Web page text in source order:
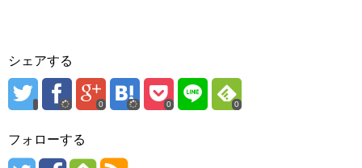
シェアする
0 0 0
フォローする